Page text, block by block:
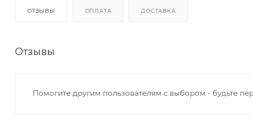
ОТЗЫВЫ ОПЛАТА ДОСТАВКА
Отзывы
Помогите другим пользователям с выбором - будьте